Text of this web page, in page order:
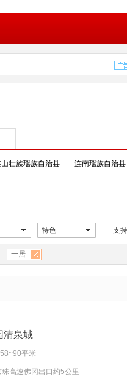
壮族瑶族自治县 连南瑶族自治县
特色 支
一居
清泉城
平米
珠高速佛冈出口约5公里